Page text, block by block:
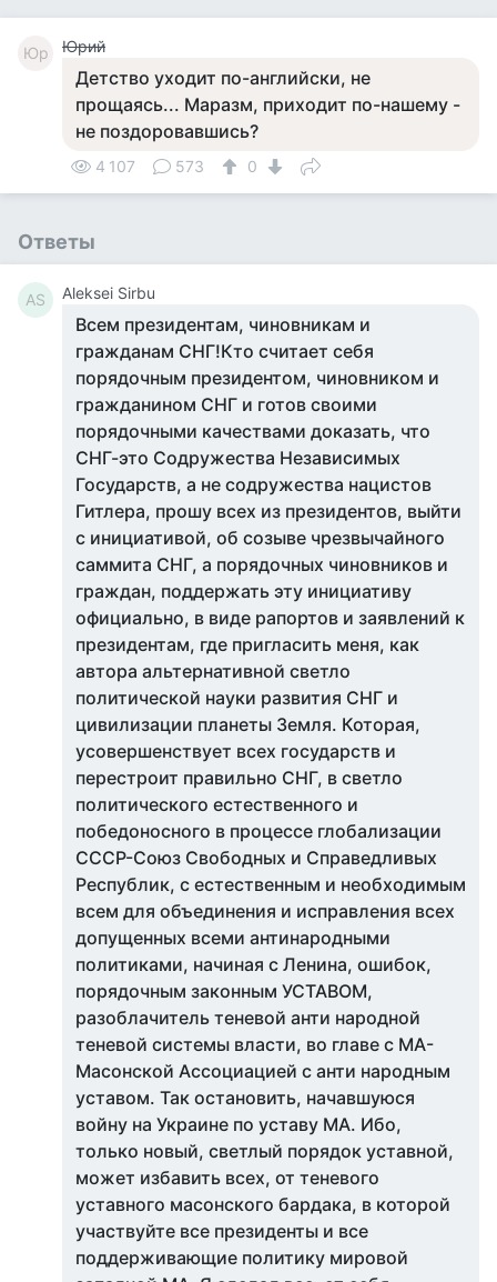
Юр Юрий
Детство уходит по-английски, не
прощаясь... Маразм, приходит по-нашему -
не поздоровавшись?
4 107 573 0
Ответы
AS Aleksei Sirbu
Всем президентам, чиновникам и
гражданам СНГ!Кто считает себя
порядочным президентом, чиновником и
гражданином СНГ и готов своими
порядочными качествами доказать, что
СНГ-это Содружества Независимых
Государств, а не содружества нацистов
Гитлера, прошу всех из президентов, выйти
с инициативой, об созыве чрезвычайного
саммита СНГ, а порядочных чиновников и
граждан, поддержать эту инициативу
официально, в виде рапортов и заявлений к
президентам, где пригласить меня, как
автора альтернативной светло
политической науки развития СНГ и
цивилизации планеты Земля. Которая,
усовершенствует всех государств и
перестроит правильно СНГ, в светло
политического естественного и
победоносного в процессе глобализации
СССР-Союз Свободных и Справедливых
Республик, с естественным и необходимым
всем для объединения и исправления всех
допущенных всеми антинародными
политиками, начиная с Ленина, ошибок,
порядочным законным УСТАВОМ,
разоблачитель теневой анти народной
теневой системы власти, во главе с МА-
Масонской Ассоциацией с анти народным
уставом. Так остановить, начавшуюся
войну на Украине по уставу МА. Ибо,
только новый, светлый порядок уставной,
может избавить всех, от теневого
уставного масонского бардака, в которой
участвуйте все президенты и все
поддерживающие политику мировой